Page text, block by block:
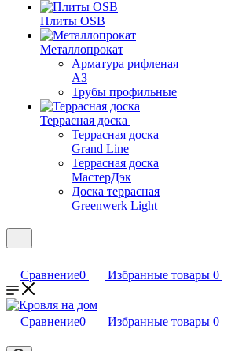
Плиты OSB
Металлопрокат
Арматура рифленая
АЗ
Трубы профильные
Террасная доска
Террасная доска
Grand Line
Террасная доска
МастерДэк
Доска террасная
Greenwerk Light
Сравнение0 Избранные товары 0
Сравнение0 Избранные товары 0